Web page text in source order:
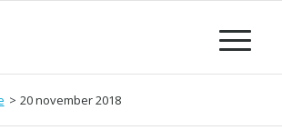
> 20 november 2018